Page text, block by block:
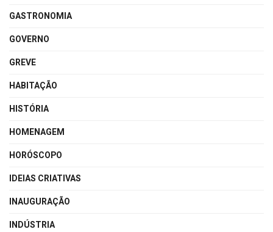
GASTRONOMIA
GOVERNO
GREVE
HABITAÇÃO
HISTÓRIA
HOMENAGEM
HORÓSCOPO
IDEIAS CRIATIVAS
INAUGURAÇÃO
INDÚSTRIA